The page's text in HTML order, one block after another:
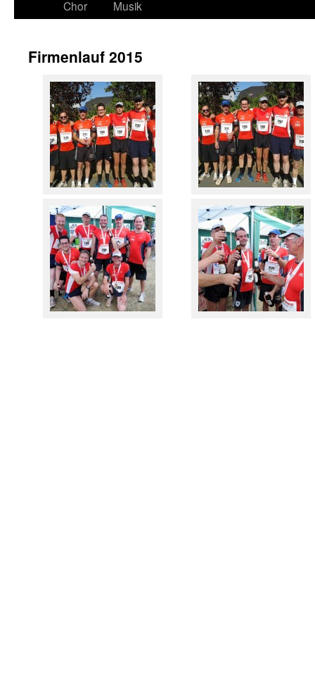
Chor
Musik
Firmenlauf 2015